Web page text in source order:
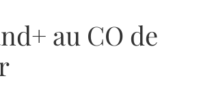
au CO de